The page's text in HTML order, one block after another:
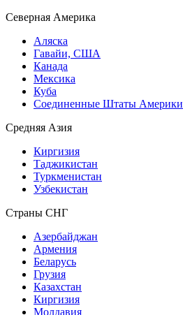
Северная Америка
Аляска
Гавайи, США
Канада
Мексика
Куба
Соединенные Штаты Америки
Средняя Азия
Киргизия
Таджикистан
Туркменистан
Узбекистан
Страны СНГ
Азербайджан
Армения
Беларусь
Грузия
Казахстан
Киргизия
Молдавия